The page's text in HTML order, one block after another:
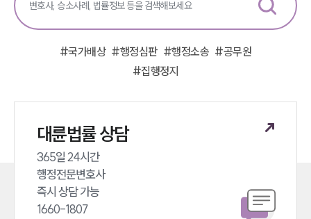
#국가배상 #행정심판 #행정소송 #공무원
#집행정지
대륜법률 상담
365일 24시간
행정전문변호사
즉시 상담 가능
1660-1807